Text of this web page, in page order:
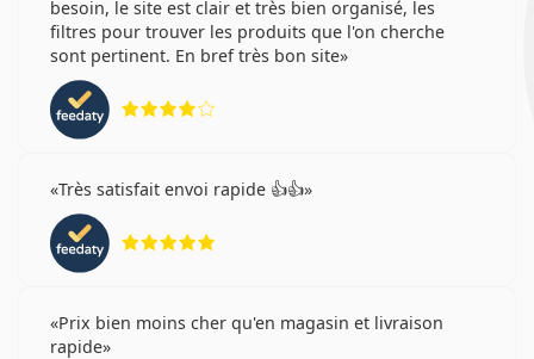
besoin, le site est clair et très bien organisé, les
filtres pour trouver les produits que l'on cherche
sont pertinent. En bref très bon site
Très satisfait envoi rapide 👍👍
Prix bien moins cher qu'en magasin et livraison
rapide